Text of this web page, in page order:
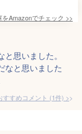
をAmazonでチェック >>
思いました。
なと思いました
すすめコメント (1件) >